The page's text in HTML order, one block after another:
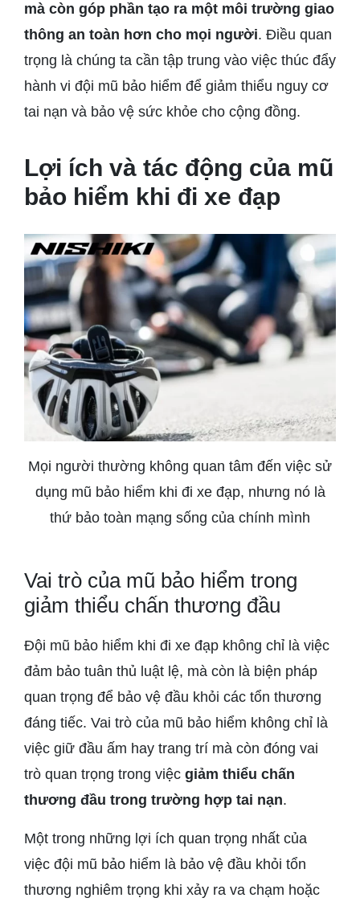
mà còn góp phần tạo ra một môi trường giao
thông an toàn hơn cho mọi người. Điều quan
trọng là chúng ta cần tập trung vào việc thúc đẩy
hành vi đội mũ bảo hiểm để giảm thiểu nguy cơ
tai nạn và bảo vệ sức khỏe cho cộng đồng.
Lợi ích và tác động của mũ
bảo hiểm khi đi xe đạp
Mọi người thường không quan tâm đến việc sử
dụng mũ bảo hiểm khi đi xe đạp, nhưng nó là
thứ bảo toàn mạng sống của chính mình
Vai trò của mũ bảo hiểm trong
giảm thiểu chấn thương đầu
Đội mũ bảo hiểm khi đi xe đạp không chỉ là việc
đảm bảo tuân thủ luật lệ, mà còn là biện pháp
quan trọng để bảo vệ đầu khỏi các tổn thương
đáng tiếc. Vai trò của mũ bảo hiểm không chỉ là
việc giữ đầu ấm hay trang trí mà còn đóng vai
trò quan trọng trong việc giảm thiểu chấn
thương đầu trong trường hợp tai nạn.
Một trong những lợi ích quan trọng nhất của
việc đội mũ bảo hiểm là bảo vệ đầu khỏi tổn
thương nghiêm trọng khi xảy ra va chạm hoặc